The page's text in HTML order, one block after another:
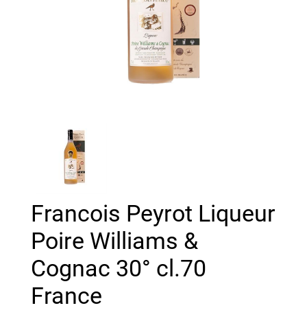
Francois Peyrot Liqueur
Poire Williams &
Cognac 30° cl.70
France